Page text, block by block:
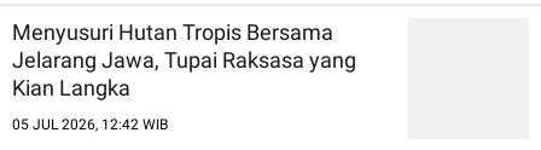
Menyusuri Hutan Tropis Bersama
Jelarang Jawa, Tupai Raksasa yang
Kian Langka
05 JUL 2026, 12:42 WIB